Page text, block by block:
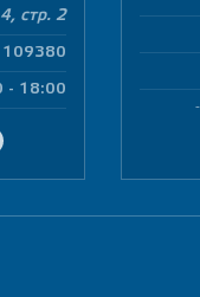
стр. 2
109380
- 18:00